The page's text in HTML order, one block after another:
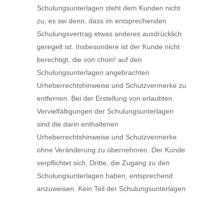
Schulungsunterlagen steht dem Kunden nicht
zu, es sei denn, dass im entsprechenden
Schulungsvertrag etwas anderes ausdrücklich
geregelt ist. Insbesondere ist der Kunde nicht
berechtigt, die von choin! auf den
Schulungsunterlagen angebrachten
Urheberrechtshinweise und Schutzvermerke zu
entfernen. Bei der Erstellung von erlaubten
Vervielfältigungen der Schulungsunterlagen
sind die darin enthaltenen
Urheberrechtshinweise und Schutzvermerke
ohne Veränderung zu übernehmen. Der Kunde
verpflichtet sich, Dritte, die Zugang zu den
Schulungsunterlagen haben, entsprechend
anzuweisen. Kein Teil der Schulungsunterlagen